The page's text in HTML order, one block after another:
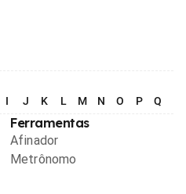
I J K L M N O P Q
Ferramentas
Afinador
Metrônomo